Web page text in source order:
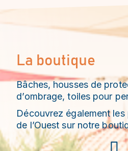
La boutique
Bâches, housses de
d’ombrage, toiles pour
Découvrez également
de l’Ouest sur notre